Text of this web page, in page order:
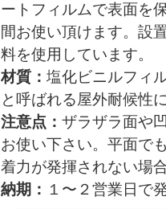
ートフィルムで表面を
間お使い頂けます。設
料を使用しています。
材質： 塩化ビニルフィ
と呼ばれる屋外耐候性
注意点： ザラザラ面や
お使い下さい。平面で
着力が発揮されない場
納期： １〜２営業日で